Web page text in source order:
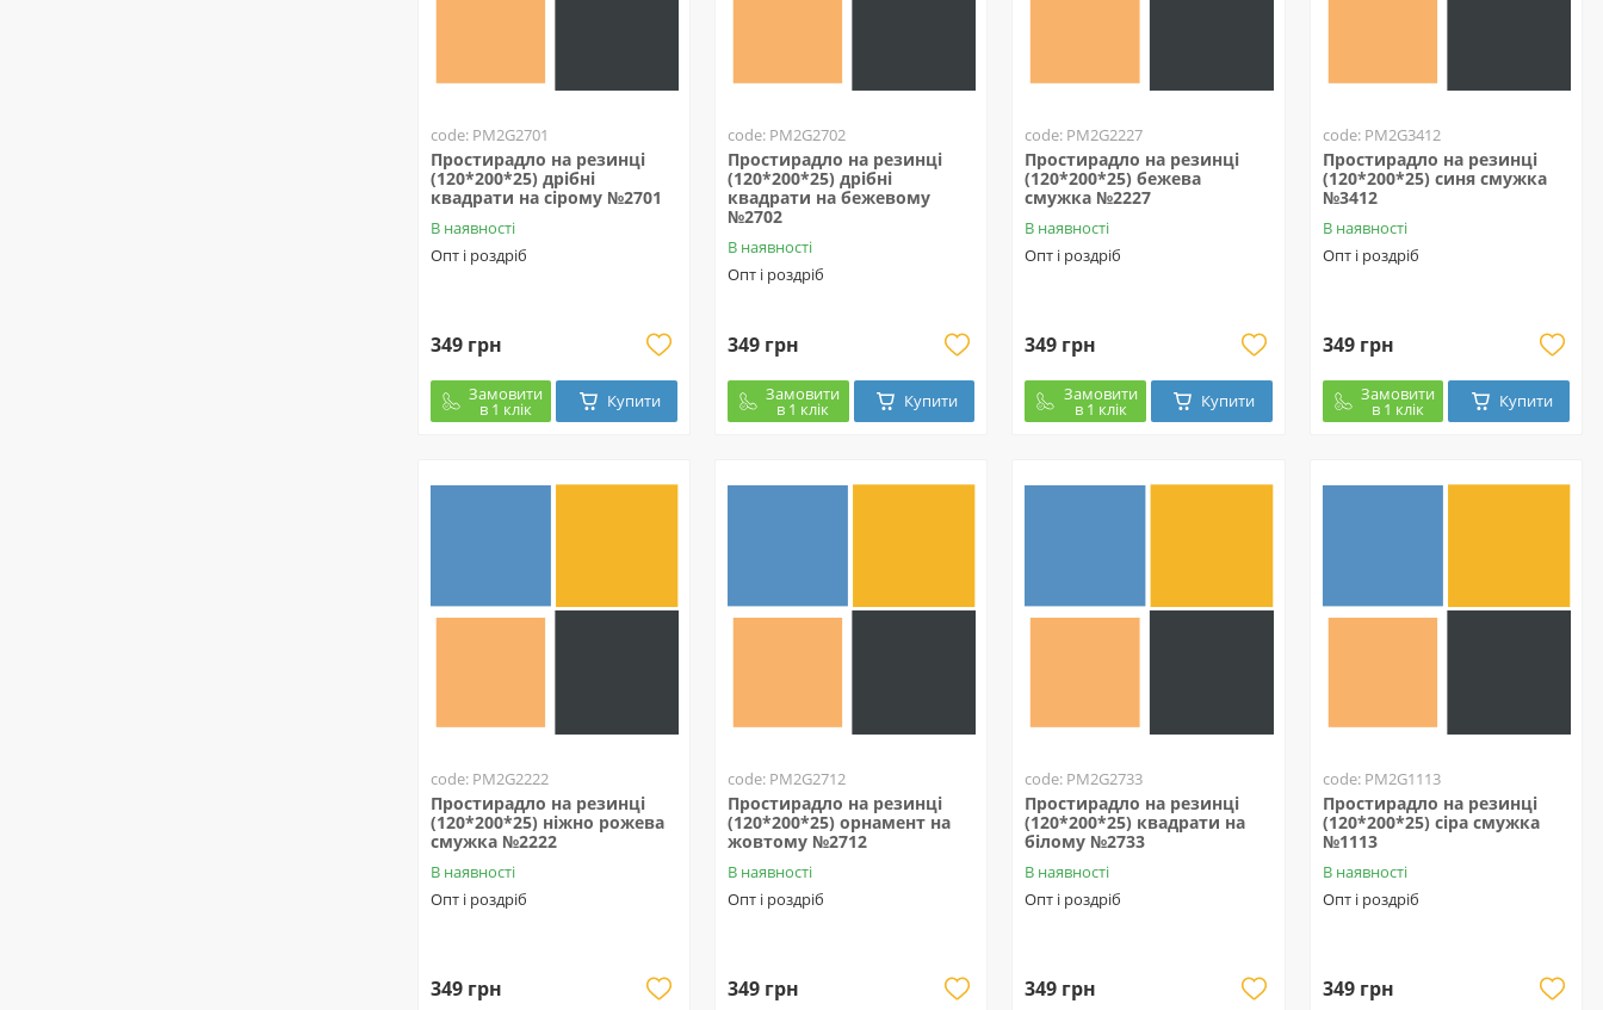
code: PM2G2701
Простирадло на резинці
(120*200*25) дрібні
квадрати на сірому №2701
В наявності
Опт і роздріб
349 грн
Замовити
в 1 клік Купити
code: PM2G2702
Простирадло на резинці
(120*200*25) дрібні
квадрати на бежевому
№2702
В наявності
Опт і роздріб
349 грн
Замовити
в 1 клік Купити
code: PM2G2227
Простирадло на резинці
(120*200*25) бежева
смужка №2227
В наявності
Опт і роздріб
349 грн
Замовити
в 1 клік Купити
code: PM2G3412
Простирадло на резинці
(120*200*25) синя смужка
№3412
В наявності
Опт і роздріб
349 грн
Замовити
в 1 клік Купити
code: PM2G2222
Простирадло на резинці
(120*200*25) ніжно рожева
смужка №2222
В наявності
Опт і роздріб
349 грн
code: PM2G2712
Простирадло на резинці
(120*200*25) орнамент на
жовтому №2712
В наявності
Опт і роздріб
349 грн
code: PM2G2733
Простирадло на резинці
(120*200*25) квадрати на
білому №2733
В наявності
Опт і роздріб
349 грн
code: PM2G1113
Простирадло на резинці
(120*200*25) сіра смужка
№1113
В наявності
Опт і роздріб
349 грн